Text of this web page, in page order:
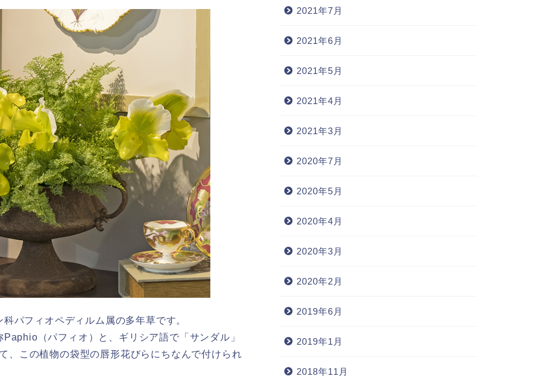
パフィオペディルム属の多年草です。
（パフィオ）と、ギリシア語で「サンダル」
、この植物の袋型の唇形花びらにちなんで付けられ
2021年7月
2021年6月
2021年5月
2021年4月
2021年3月
2020年7月
2020年5月
2020年4月
2020年3月
2020年2月
2019年6月
2019年1月
2018年11月